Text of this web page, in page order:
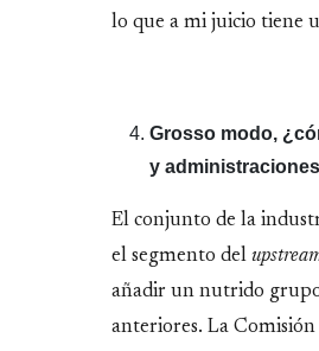
lo que a mi juicio tiene
Grosso modo,
y
El conjunto de la
el segmento del
añadir un nutrido grupo
anteriores. La Comisión